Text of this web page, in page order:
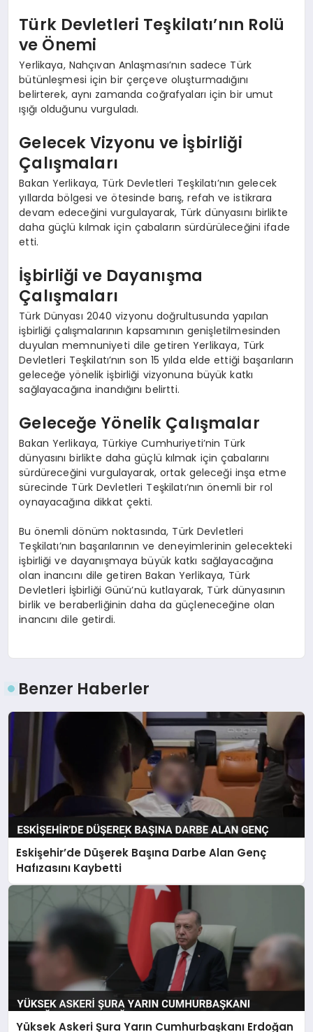
Türk Devletleri Teşkilatı’nın Rolü
ve Önemi
Yerlikaya, Nahçıvan Anlaşması’nın sadece Türk
bütünleşmesi için bir çerçeve oluşturmadığını
belirterek, aynı zamanda coğrafyaları için bir umut
ışığı olduğunu vurguladı.
Gelecek Vizyonu ve İşbirliği
Çalışmaları
Bakan Yerlikaya, Türk Devletleri Teşkilatı’nın gelecek
yıllarda bölgesi ve ötesinde barış, refah ve istikrara
devam edeceğini vurgulayarak, Türk dünyasını birlikte
daha güçlü kılmak için çabaların sürdürüleceğini ifade
etti.
İşbirliği ve Dayanışma
Çalışmaları
Türk Dünyası 2040 vizyonu doğrultusunda yapılan
işbirliği çalışmalarının kapsamının genişletilmesinden
duyulan memnuniyeti dile getiren Yerlikaya, Türk
Devletleri Teşkilatı’nın son 15 yılda elde ettiği başarıların
geleceğe yönelik işbirliği vizyonuna büyük katkı
sağlayacağına inandığını belirtti.
Geleceğe Yönelik Çalışmalar
Bakan Yerlikaya, Türkiye Cumhuriyeti’nin Türk
dünyasını birlikte daha güçlü kılmak için çabalarını
sürdüreceğini vurgulayarak, ortak geleceği inşa etme
sürecinde Türk Devletleri Teşkilatı’nın önemli bir rol
oynayacağına dikkat çekti.
Bu önemli dönüm noktasında, Türk Devletleri
Teşkilatı’nın başarılarının ve deneyimlerinin gelecekteki
işbirliği ve dayanışmaya büyük katkı sağlayacağına
olan inancını dile getiren Bakan Yerlikaya, Türk
Devletleri İşbirliği Günü’nü kutlayarak, Türk dünyasının
birlik ve beraberliğinin daha da güçleneceğine olan
inancını dile getirdi.
Benzer Haberler
Eskişehir’de Düşerek Başına Darbe Alan Genç
Hafızasını Kaybetti
Yüksek Askeri Şura Yarın Cumhurbaşkanı Erdoğan